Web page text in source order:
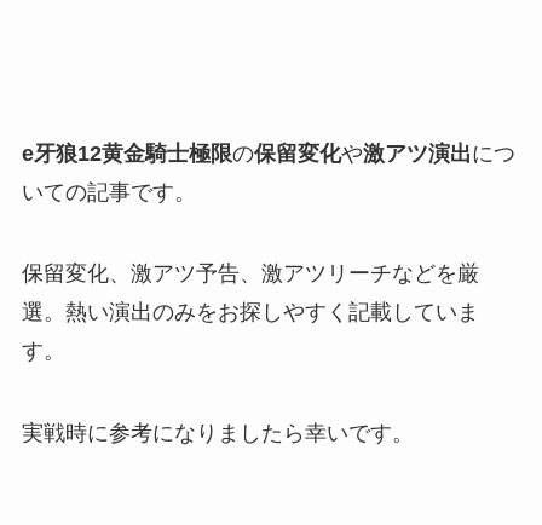
e牙狼12黄金騎士極限の保留変化や激アツ演出につ
いての記事です。
保留変化、激アツ予告、激アツリーチなどを厳
選。熱い演出のみをお探しやすく記載していま
す。
実戦時に参考になりましたら幸いです。